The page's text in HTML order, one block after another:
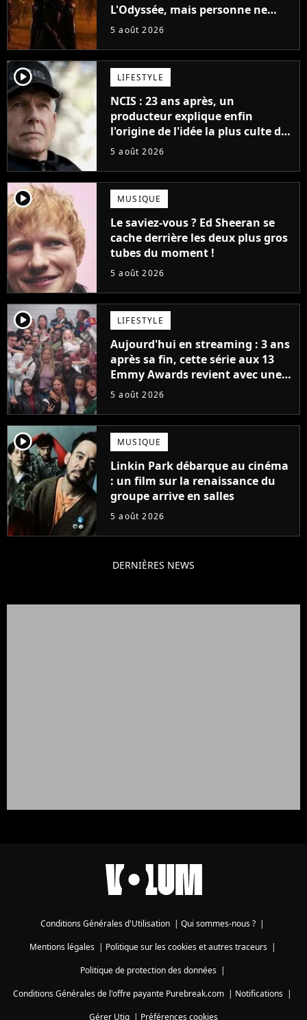
L'Odyssée, mais personne ne
veut lui donner de rôle au
5 août 2026
player2 LIFESTYLE
NCIS : 23 ans après, un
producteur explique enfin
l'origine de l'idée la plus culte de
la série (et on ne parle pas du
5 août 2026
player2 MUSIQUE
Le saviez-vous ? Ed Sheeran se
cache derrière les deux plus gros
tubes du moment !
5 août 2026
player2 LIFESTYLE
Aujourd'hui en streaming : 3 ans
après sa fin, cette série aux 13
Emmy Awards revient avec une
suite... totalement différente
5 août 2026
player2 MUSIQUE
Linkin Park débarque au cinéma
: un film sur la renaissance du
groupe arrive en salles
5 août 2026
DERNIÈRES NEWS
Conditions Générales d'Utilisation | Qui sommes-nous ? |
Mentions légales| Politique sur les cookies et autres traceurs|
Politique de protection des données|
Conditions Générales de l'offre payante Purebreak.com | Notifications |
Gérer Utiq | Préférences cookies